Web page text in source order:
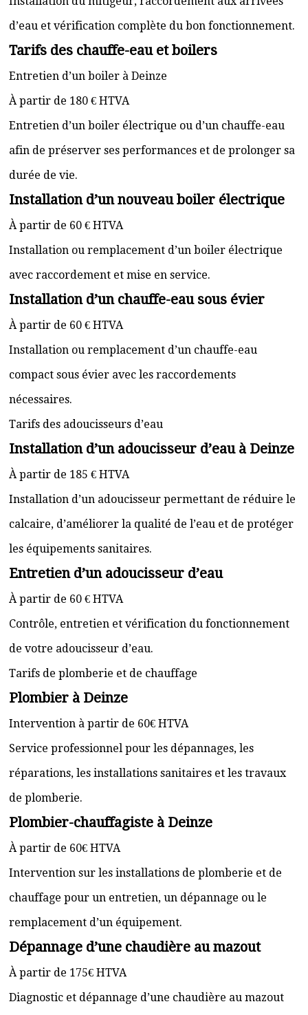
d’eau et vérification complète du bon fonctionnement.
Tarifs des chauffe-eau et boilers
Entretien d’un boiler à Deinze
À partir de 180 € HTVA
Entretien d’un boiler électrique ou d’un chauffe-eau
afin de préserver ses performances et de prolonger sa
durée de vie.
Installation d’un nouveau boiler électrique
À partir de 60 € HTVA
Installation ou remplacement d’un boiler électrique
avec raccordement et mise en service.
Installation d’un chauffe-eau sous évier
À partir de 60 € HTVA
Installation ou remplacement d’un chauffe-eau
compact sous évier avec les raccordements
nécessaires.
Tarifs des adoucisseurs d’eau
Installation d’un adoucisseur d’eau à Deinze
À partir de 185 € HTVA
Installation d’un adoucisseur permettant de réduire le
calcaire, d’améliorer la qualité de l’eau et de protéger
les équipements sanitaires.
Entretien d’un adoucisseur d’eau
À partir de 60 € HTVA
Contrôle, entretien et vérification du fonctionnement
de votre adoucisseur d’eau.
Tarifs de plomberie et de chauffage
Plombier à Deinze
Intervention à partir de 60€ HTVA
Service professionnel pour les dépannages, les
réparations, les installations sanitaires et les travaux
de plomberie.
Plombier-chauffagiste à Deinze
À partir de 60€ HTVA
Intervention sur les installations de plomberie et de
chauffage pour un entretien, un dépannage ou le
remplacement d’un équipement.
Dépannage d’une chaudière au mazout
À partir de 175€ HTVA
Diagnostic et dépannage d’une chaudière au mazout